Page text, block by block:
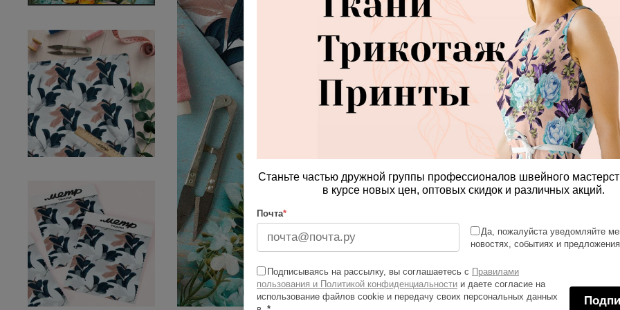
Станьте частью дружной группы профессионалов швейного
в курсе новых цен, оптовых скидок и различных акций.
Почта*
Да, пожалуйста уведомляйте
новостях, событиях и
Подписываясь на рассылку, вы соглашаетесь с Правилами
пользования и Политикой конфиденциальности и даете согласие на
использование файлов cookie и передачу своих персональных данных